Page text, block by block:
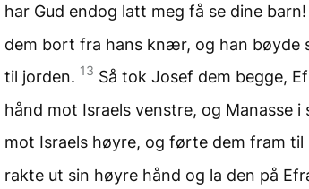
har Gud endog latt meg få se dine barn!
dem bort fra hans knær, og han bøyde
til jorden. 13 Så tok Josef dem begge,
hånd mot Israels venstre, og Manasse i
mot Israels høyre, og førte dem fram til
rakte ut sin høyre hånd og la den på